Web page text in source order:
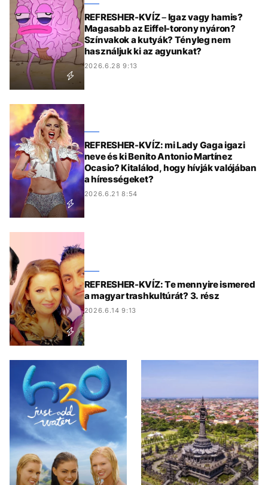
REFRESHER-KVÍZ – Igaz vagy hamis?
Magasabb az Eiffel-torony nyáron?
Színvakok a kutyák? Tényleg nem
használjuk ki az agyunkat?
2026.6.28 9:13
REFRESHER-KVÍZ: mi Lady Gaga igazi
neve és ki Benito Antonio Martínez
Ocasio? Kitalálod, hogy hívják valójában
a hírességeket?
2026.6.21 8:54
REFRESHER-KVÍZ: Te mennyire ismered
a magyar trashkultúrát? 3. rész
2026.6.14 9:13